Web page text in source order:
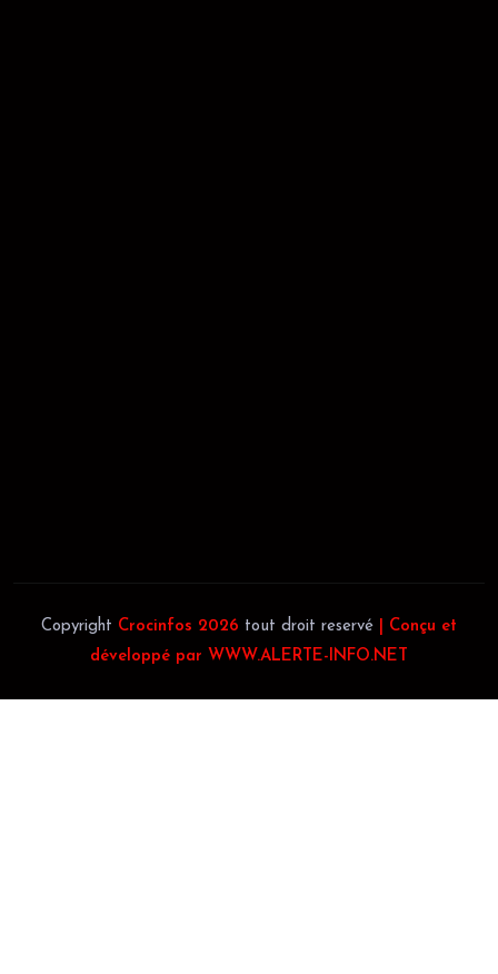
Copyright Crocinfos 2026 tout droit reservé
| Conçu et
développé par WWW.ALERTE-INFO.NET